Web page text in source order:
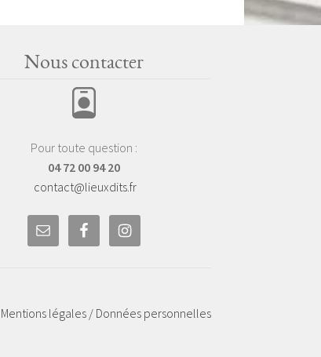
Nous contacter
Pour toute question :
04 72 00 94 20
contact@lieuxdits.fr
Mentions légales / Données personnelles